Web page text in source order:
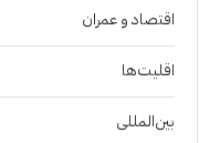
اقتصاد و عمران
اقلیت‌ها
بین‌المللی